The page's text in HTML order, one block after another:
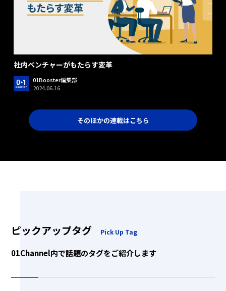
社内ベンチャーがもたらす変革
01Booster編集部
2024.06.16
そのほかの連載はこちら
ピックアップタグ Pick Up Tag
01Channel内で話題のタグをご紹介します